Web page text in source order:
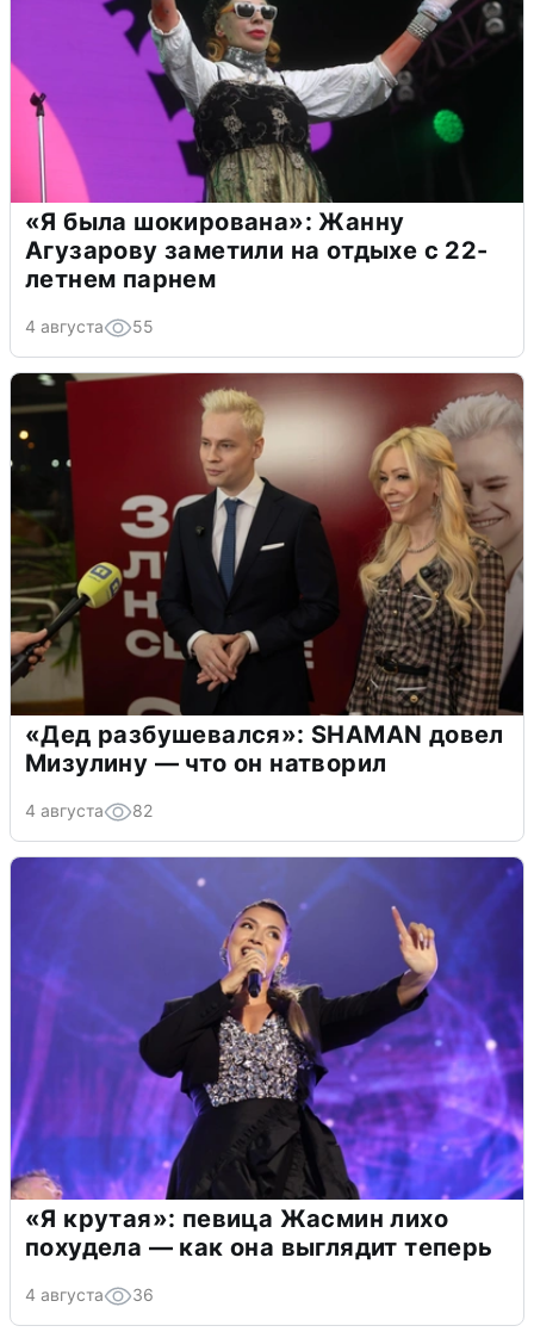
«Я была шокирована»: Жанну
Агузарову заметили на отдыхе с 22-
летнем парнем
4 августа 55
«Дед разбушевался»: SHAMAN довел
Мизулину — что он натворил
4 августа 82
«Я крутая»: певица Жасмин лихо
похудела — как она выглядит теперь
4 августа 36